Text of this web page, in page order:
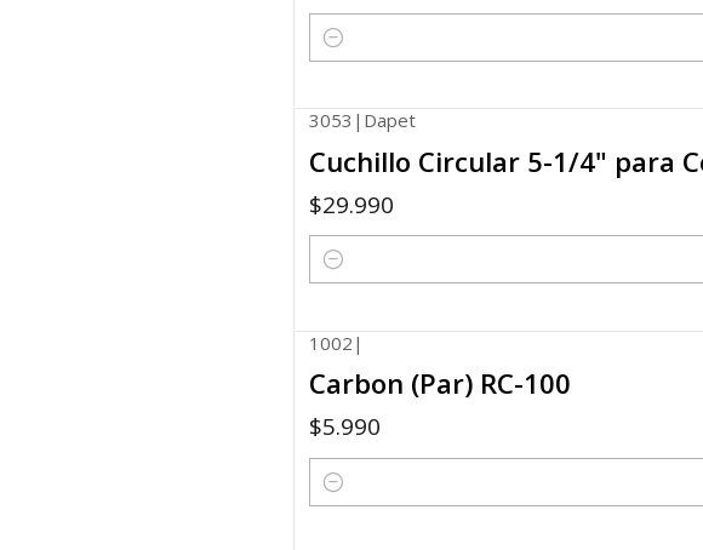
Quantity
3053 | Dapet
Cuchillo Circular 5-1/4" para
$29.990
Quantity
1002 |
Carbon (Par) RC-100
$5.990
Quantity